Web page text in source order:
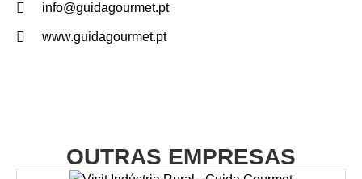
info@guidagourmet.pt
www.guidagourmet.pt
OUTRAS EMPRESAS